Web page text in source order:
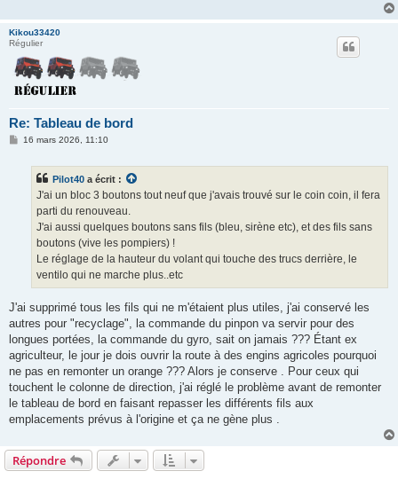
Kikou33420
Régulier
Re: Tableau de bord
M16 mars 2026, 11:10
Pilot40 a écrit :
J'ai un bloc 3 boutons tout neuf que j'avais trouvé sur le coin coin, il fera
parti du renouveau.
J'ai aussi quelques boutons sans fils (bleu, sirène etc), et des fils sans
boutons (vive les pompiers) !
Le réglage de la hauteur du volant qui touche des trucs derrière, le
ventilo qui ne marche plus..etc
J'ai supprimé tous les fils qui ne m'étaient plus utiles, j'ai conservé les
autres pour "recyclage", la commande du pinpon va servir pour des
longues portées, la commande du gyro, sait on jamais ??? Étant ex
agriculteur, le jour je dois ouvrir la route à des engins agricoles pourquoi
ne pas en remonter un orange ??? Alors je conserve . Pour ceux qui
touchent le colonne de direction, j'ai réglé le problème avant de remonter
le tableau de bord en faisant repasser les différents fils aux
emplacements prévus à l'origine et ça ne gène plus .
Répondre